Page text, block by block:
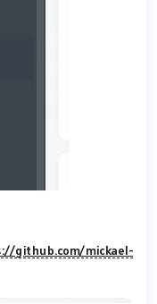
github.com/mickael-